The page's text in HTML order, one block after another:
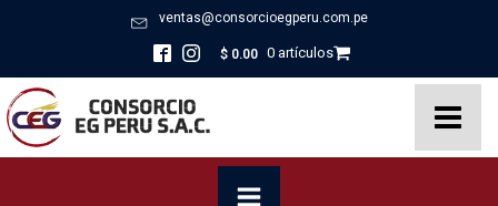
ventas@consorcioegperu.com.pe
$ 0.00 0 artículos